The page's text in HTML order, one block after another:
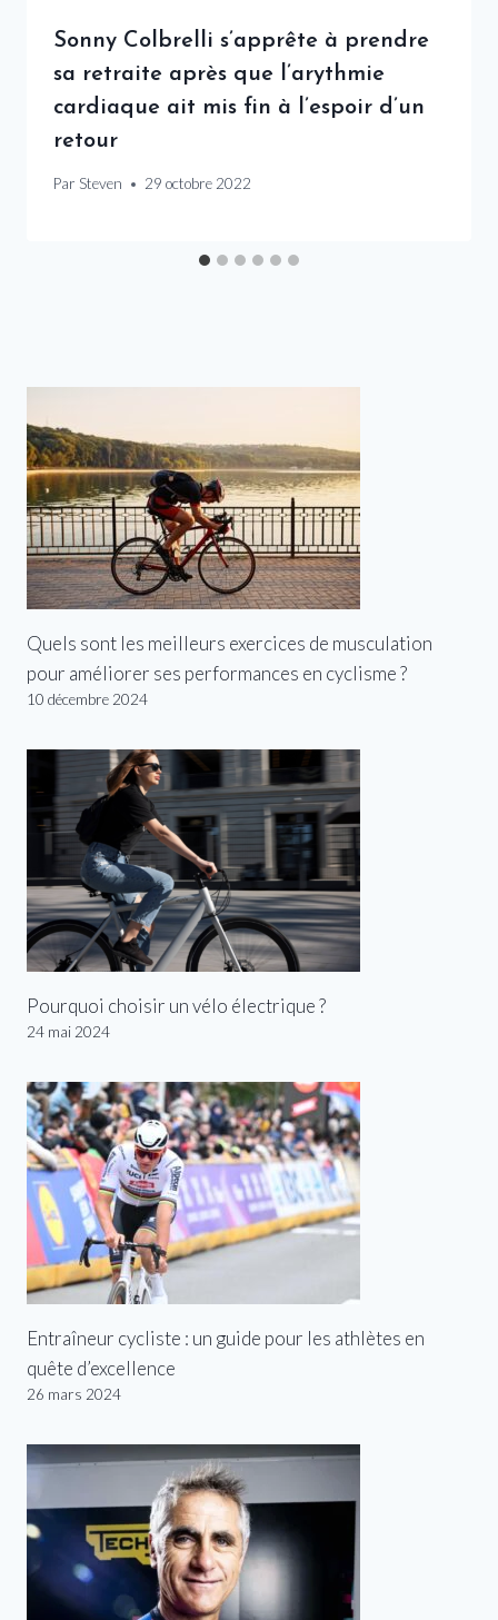
Sonny Colbrelli s’apprête à prendre
sa retraite après que l’arythmie
cardiaque ait mis fin à l’espoir d’un
retour
Par Steven 29 octobre 2022
Quels sont les meilleurs exercices de musculation
pour améliorer ses performances en cyclisme ?
10 décembre 2024
Pourquoi choisir un vélo électrique ?
24 mai 2024
Entraîneur cycliste : un guide pour les athlètes en
quête d’excellence
26 mars 2024